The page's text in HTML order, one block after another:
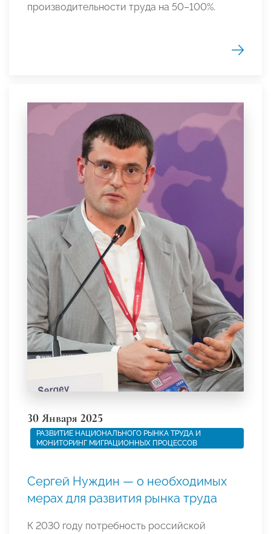
производительности труда на 50–100%.
30 Января 2025
РАЗВИТИЕ НАЦИОНАЛЬНОГО РЫНКА ТРУДА И
МОНИТОРИНГ МИГРАЦИОННЫХ ПРОЦЕССОВ
Сергей Нуждин — о необходимых
мерах для развития рынка труда
К 2030 году потребность российской